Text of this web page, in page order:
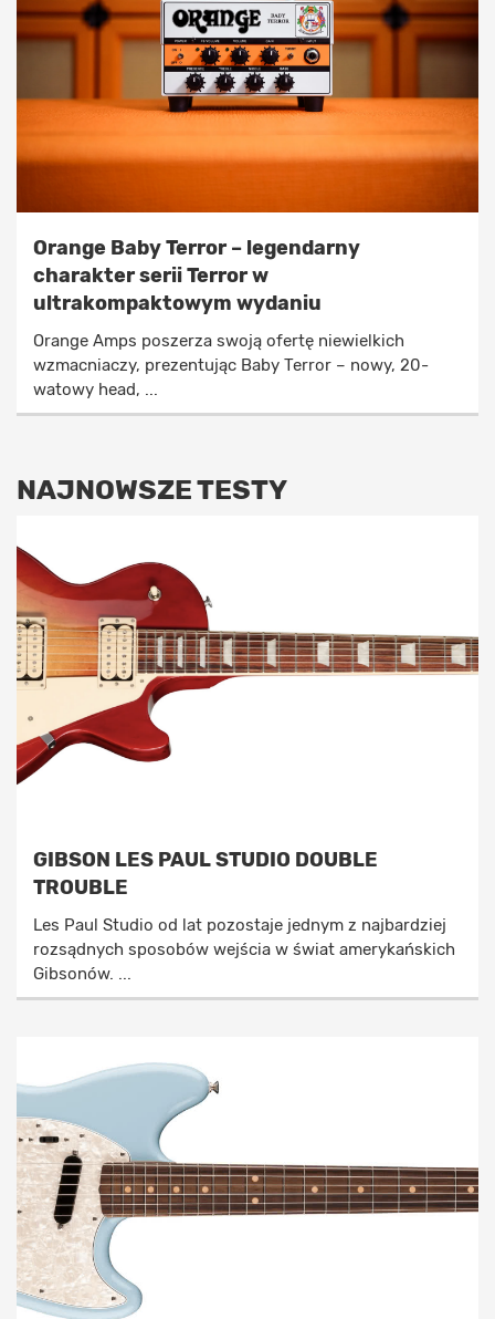
Orange Baby Terror – legendarny
charakter serii Terror w
ultrakompaktowym wydaniu
Orange Amps poszerza swoją ofertę niewielkich
wzmacniaczy, prezentując Baby Terror – nowy, 20-
watowy head, ...
NAJNOWSZE TESTY
GIBSON LES PAUL STUDIO DOUBLE
TROUBLE
Les Paul Studio od lat pozostaje jednym z najbardziej
rozsądnych sposobów wejścia w świat amerykańskich
Gibsonów. ...